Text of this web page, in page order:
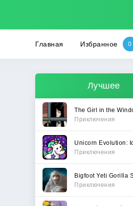
Главная Избранное
Лучшее
The Girl in the
Приключения
Unicorn Evolution:
Приключения
Bigfoot Yeti Gorilla
Приключения